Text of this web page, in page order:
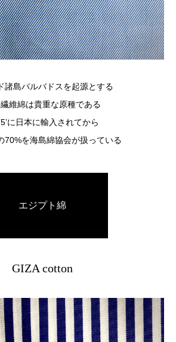
諸島バルバドスを起源とする
維綿は貴重な原種である
に日本に輸入されてから
70%を海島綿協会が扱っている
エジプト綿
GIZA cotton